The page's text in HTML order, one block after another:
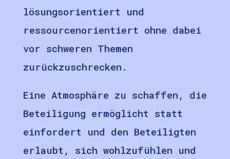
lösungsorientiert und
ressourcenorientiert ohne dabei
vor schweren Themen
zurückzuschrecken.
Eine Atmosphäre zu schaffen, die
Beteiligung ermöglicht statt
einfordert und den Beteiligten
erlaubt, sich wohlzufühlen und